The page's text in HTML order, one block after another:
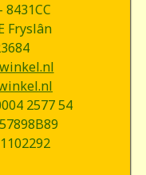
Fryslân
2577 54